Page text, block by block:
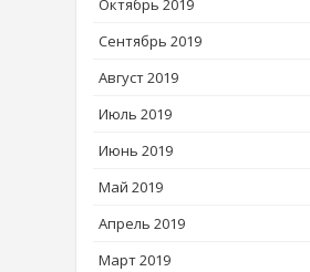
Октябрь 2019
Сентябрь 2019
Август 2019
Июль 2019
Июнь 2019
Май 2019
Апрель 2019
Март 2019